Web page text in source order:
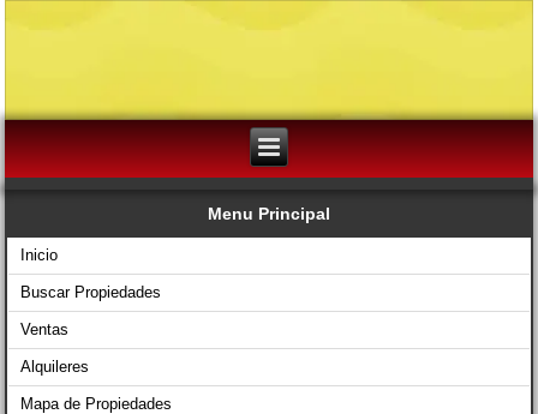
Menu Principal
Inicio
Buscar Propiedades
Ventas
Alquileres
Mapa de Propiedades